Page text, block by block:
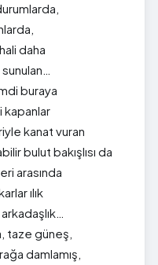
daha
buraya
kapanlar
kanat vuran
bulut bakışlısı da
arasında
ılık
taze güneş,
damlamış,